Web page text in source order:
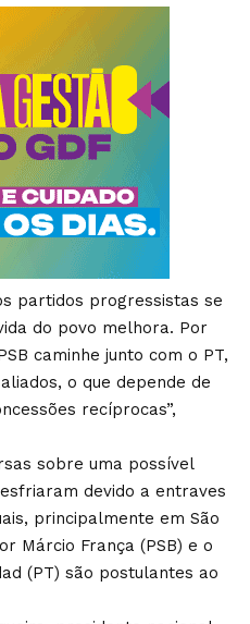
partidos progressistas se
do povo melhora. Por
caminhe junto com o PT,
o que depende de
recíprocas”,
sobre uma possível
devido a entraves
principalmente em São
Márcio França (PSB) e o
(PT) são postulantes ao